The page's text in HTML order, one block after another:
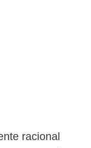
racional